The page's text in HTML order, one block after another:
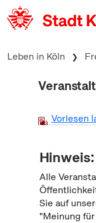
zum Inhalt springen
Leben in Köln
Vorlesen
Hinweis:
Alle
Sie auf
"Meinung für